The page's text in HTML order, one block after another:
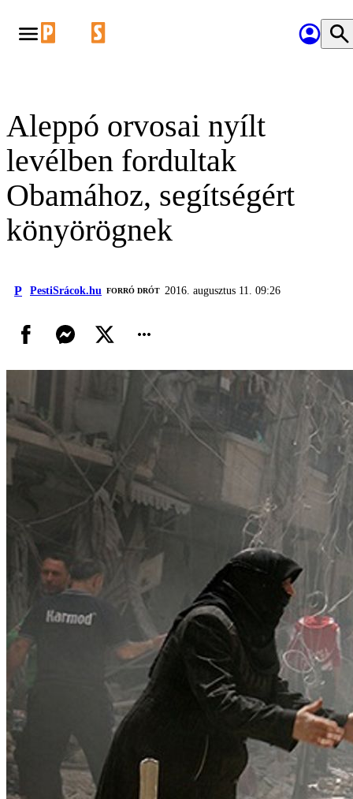
Aleppó orvosai nyílt
levélben fordultak
Obamához, segítségért
könyörögnek
P PestiSrácok.hu FORRÓ DRÓT 2016. augusztus 11. 09:26